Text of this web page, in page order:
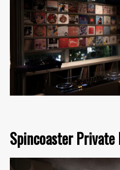
Spincoaster Private